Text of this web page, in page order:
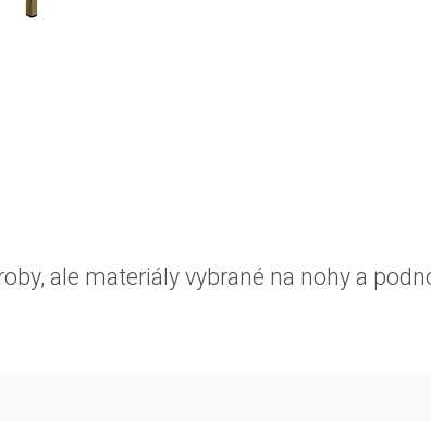
ale materiály vybrané na nohy a